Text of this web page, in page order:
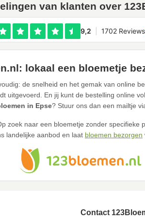
van klanten over
lokaal een bloemetje
de snelheid en het gemak van online
uitgevoerd. En jij kunt de bestelling online
in Epse? Stuur ons dan een mailtje
zoek naar een bloemetje zonder specifieke
landelijke aanbod en laat bloemen bezorgen
Contact